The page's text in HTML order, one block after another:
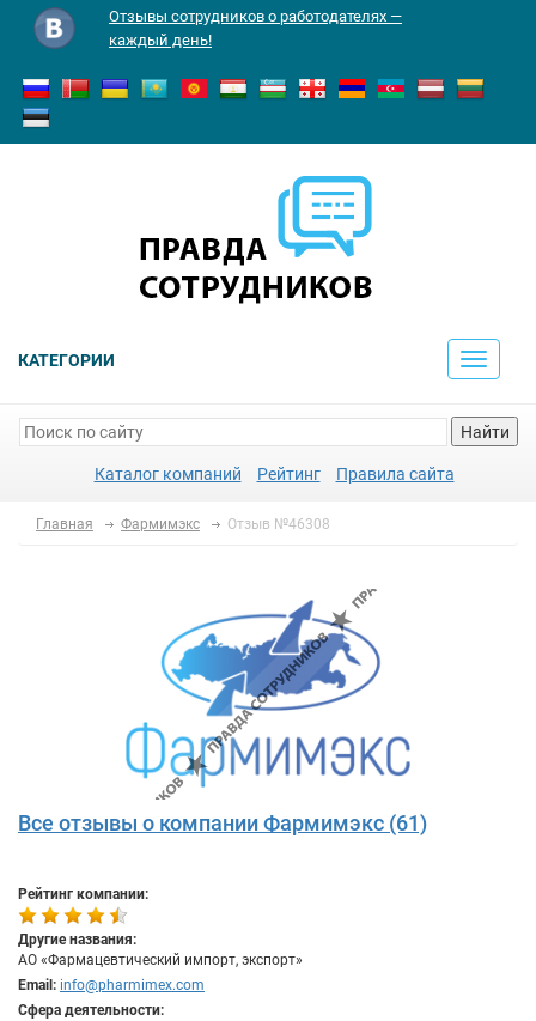
Отзывы сотрудников о работодателях —
каждый день!
КАТЕГОРИИ
Toggle
Найти
Каталог компаний Рейтинг Правила сайта
Главная Фармимэкс Отзыв №46308
Все отзывы о компании Фармимэкс (61)
Рейтинг компании:
Другие названия:
АО «Фармацевтический импорт, экспорт»
Email: info@pharmimex.com
Сфера деятельности: